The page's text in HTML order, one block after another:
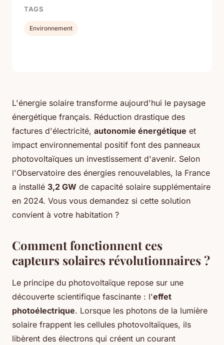
L'énergie solaire transforme aujourd'hui le paysage
énergétique français. Réduction drastique des
factures d'électricité, autonomie énergétique et
impact environnemental positif font des panneaux
photovoltaïques un investissement d'avenir. Selon
l'Observatoire des énergies renouvelables, la France
a installé 3,2 GW de capacité solaire supplémentaire
en 2024. Vous vous demandez si cette solution
convient à votre habitation ?
Comment fonctionnent ces
capteurs solaires révolutionnaires ?
Le principe du photovoltaïque repose sur une
découverte scientifique fascinante : l'effet
photoélectrique. Lorsque les photons de la lumière
solaire frappent les cellules photovoltaïques, ils
libèrent des électrons qui créent un courant
TAGS
Environnement